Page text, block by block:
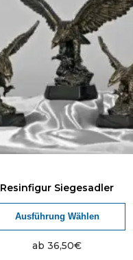
Resinfigur Siegesadler
ab 36,50€
Ausführung Wählen